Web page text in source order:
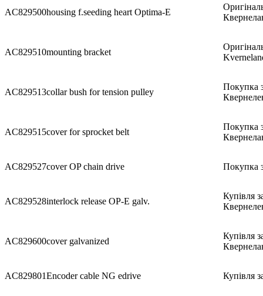
AC829500housing f.seeding heart Optima-E
AC829510mounting bracket
AC829513collar bush for tension pulley
Покупка
AC829515cover for sprocket belt
Покупка
AC829527cover OP chain drive Покупка
AC829528interlock release OP-E galv.
Купівля
AC829600cover galvanized
Купівля
AC829801Encoder cable NG edrive Купівля